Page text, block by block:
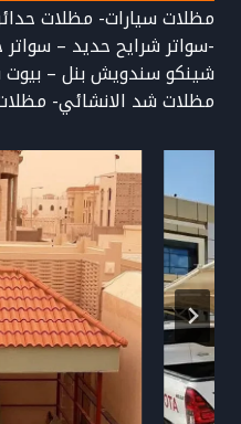
مظلات سيارات- مظلات
-سواتر شرايح حديد –
شينكو سندويش بنل –
مظلات شد الانشائي-